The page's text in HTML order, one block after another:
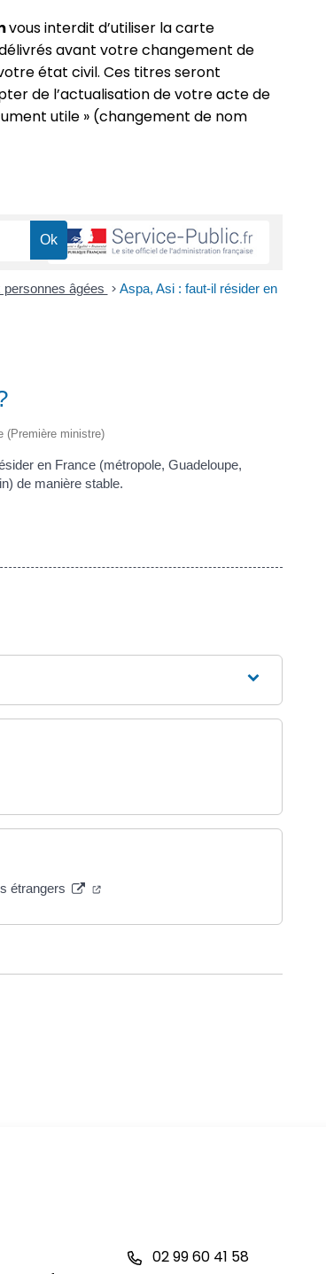
vous interdit d’utiliser la carte
avant votre changement de
état civil. Ces titres seront
de l’actualisation de votre acte de
utile » (changement de nom
âgées > Aspa, Asi : faut-il résider en
(Première ministre)
en France (métropole, Guadeloupe,
de manière stable.
étrangers
de Bréal-sous-Montfort
02 99 60 41 58